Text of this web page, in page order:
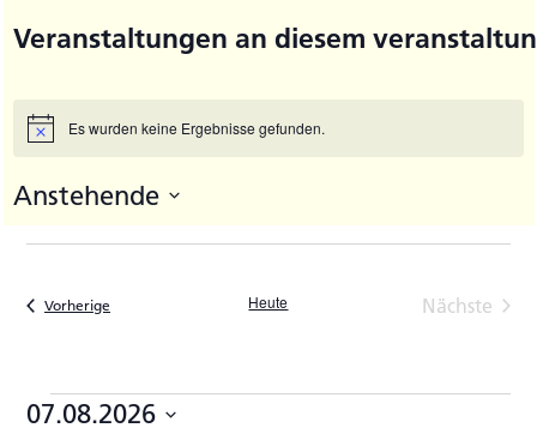
Veranstaltungen an diesem
HinweisEs wurden keine Ergebnisse gefunden.
Anstehende
wählen.
Vorherige Heute
Nächste
Veranstaltungen
07.08.2026